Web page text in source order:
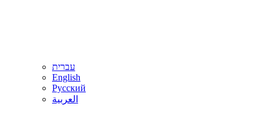
עברית
English
Русский
العربية